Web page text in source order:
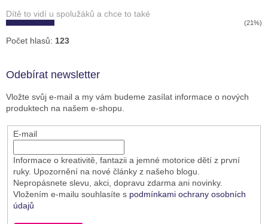
Dítě to vidí u spolužáků a chce to také
(21%)
Počet hlasů: 123
Odebírat newsletter
Vložte svůj e-mail a my vám budeme zasílat informace o nových
produktech na našem e-shopu.
E-mail
Informace o kreativitě, fantazii a jemné motorice dětí z první
ruky. Upozornění na nové články z našeho blogu.
Nepropásnete slevu, akci, dopravu zdarma ani novinky.
Vložením e-mailu souhlasíte s podmínkami ochrany osobních
údajů